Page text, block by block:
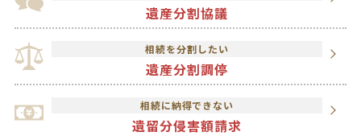
遺産分割協議
相続を分割したい
遺産分割調停
相続に納得できない
遺留分侵害額請求